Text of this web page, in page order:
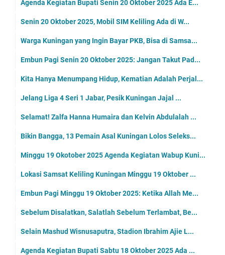
Agenda Kegiatan Bupati Senin 20 Oktober 2025 Ada E...
Senin 20 Oktober 2025, Mobil SIM Keliling Ada di W...
Warga Kuningan yang Ingin Bayar PKB, Bisa di Samsa...
Embun Pagi Senin 20 Oktober 2025: Jangan Takut Pad...
Kita Hanya Menumpang Hidup, Kematian Adalah Perjal...
Jelang Liga 4 Seri 1 Jabar, Pesik Kuningan Jajal ...
Selamat! Zalfa Hanna Humaira dan Kelvin Abdulalah ...
Bikin Bangga, 13 Pemain Asal Kuningan Lolos Seleks...
Minggu 19 Okotober 2025 Agenda Kegiatan Wabup Kuni...
Lokasi Samsat Keliling Kuningan Minggu 19 Oktober ...
Embun Pagi Minggu 19 Oktober 2025: Ketika Allah Me...
Sebelum Disalatkan, Salatlah Sebelum Terlambat, Be...
Selain Mashud Wisnusaputra, Stadion Ibrahim Ajie L...
Agenda Kegiatan Bupati Sabtu 18 Oktober 2025 Ada ...